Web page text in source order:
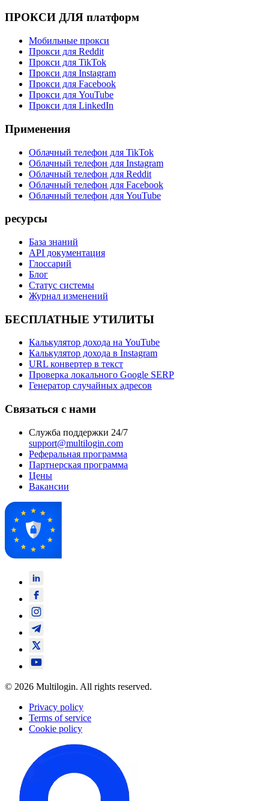
ПРОКСИ ДЛЯ платформ
Мобильные прокси
Прокси для Reddit
Прокси для TikTok
Прокси для Instagram
Прокси для Facebook
Прокси для YouTube
Прокси для LinkedIn
Применения
Облачный телефон для TikTok
Облачный телефон для Instagram
Облачный телефон для Reddit
Облачный телефон для Facebook
Облачный телефон для YouTube
ресурсы
База знаний
API документация
Глоссарий
Блог
Статус системы
Журнал изменений
БЕСПЛАТНЫЕ УТИЛИТЫ
Калькулятор дохода на YouTube
Калькулятор дохода в Instagram
URL конвертер в текст
Проверка локального Google SERP
Генератор случайных адресов
Связаться с нами
Служба поддержки 24/7
support@multilogin.com
Реферальная программа
Партнерская программа
Цены
Вакансии
© 2026 Multilogin. All rights reserved.
Privacy policy
Terms of service
Cookie policy